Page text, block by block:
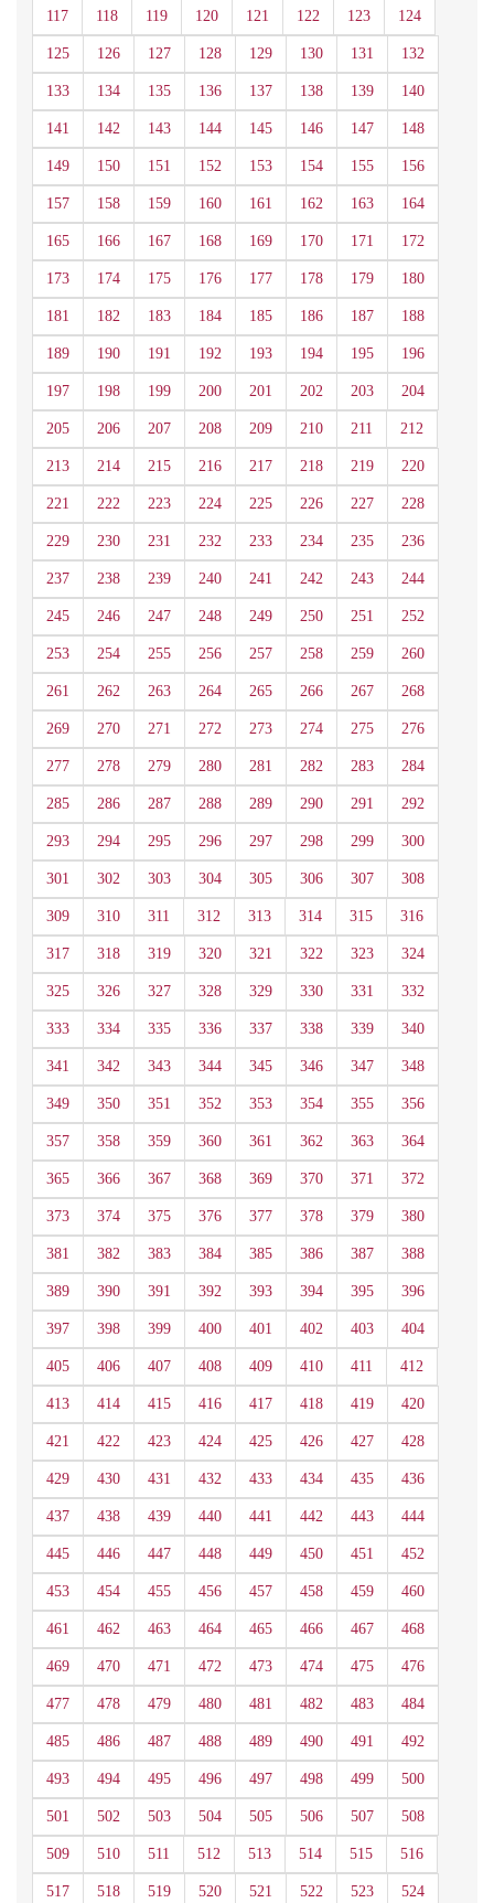
117 118 119 120 121 122 123 124
125 126 127 128 129 130 131 132
133 134 135 136 137 138 139 140
141 142 143 144 145 146 147 148
149 150 151 152 153 154 155 156
157 158 159 160 161 162 163 164
165 166 167 168 169 170 171 172
173 174 175 176 177 178 179 180
181 182 183 184 185 186 187 188
189 190 191 192 193 194 195 196
197 198 199 200 201 202 203 204
205 206 207 208 209 210 211 212
213 214 215 216 217 218 219 220
221 222 223 224 225 226 227 228
229 230 231 232 233 234 235 236
237 238 239 240 241 242 243 244
245 246 247 248 249 250 251 252
253 254 255 256 257 258 259 260
261 262 263 264 265 266 267 268
269 270 271 272 273 274 275 276
277 278 279 280 281 282 283 284
285 286 287 288 289 290 291 292
293 294 295 296 297 298 299 300
301 302 303 304 305 306 307 308
309 310 311 312 313 314 315 316
317 318 319 320 321 322 323 324
325 326 327 328 329 330 331 332
333 334 335 336 337 338 339 340
341 342 343 344 345 346 347 348
349 350 351 352 353 354 355 356
357 358 359 360 361 362 363 364
365 366 367 368 369 370 371 372
373 374 375 376 377 378 379 380
381 382 383 384 385 386 387 388
389 390 391 392 393 394 395 396
397 398 399 400 401 402 403 404
405 406 407 408 409 410 411 412
413 414 415 416 417 418 419 420
421 422 423 424 425 426 427 428
429 430 431 432 433 434 435 436
437 438 439 440 441 442 443 444
445 446 447 448 449 450 451 452
453 454 455 456 457 458 459 460
461 462 463 464 465 466 467 468
469 470 471 472 473 474 475 476
477 478 479 480 481 482 483 484
485 486 487 488 489 490 491 492
493 494 495 496 497 498 499 500
501 502 503 504 505 506 507 508
509 510 511 512 513 514 515 516
517 518 519 520 521 522 523 524